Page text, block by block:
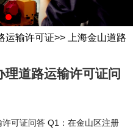
运输许可证>> 上海金山道路
道路运输许可证问
可证问答 Q1：在金山区注册